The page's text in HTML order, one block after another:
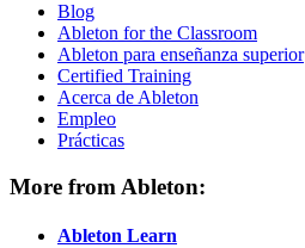
Blog
Ableton for the Classroom
Ableton para enseñanza superior
Certified Training
Acerca de Ableton
Empleo
Prácticas
More from Ableton:
Ableton Learn